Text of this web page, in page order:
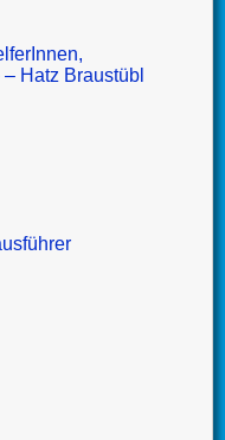
Hatz Braustübl